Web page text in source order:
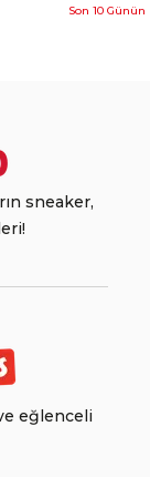
Son 10
sneaker,
eğlenceli